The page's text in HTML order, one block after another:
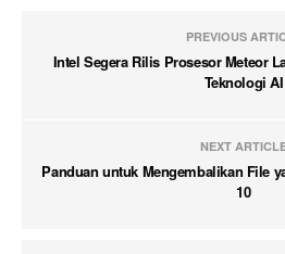
PREVIOUS
Intel Segera Rilis Prosesor Meteor
Teknologi AI
NEXT
Panduan untuk Mengembalikan File
10